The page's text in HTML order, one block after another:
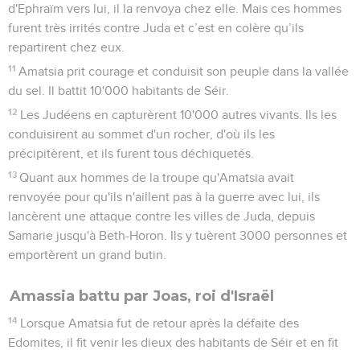
d'Ephraïm vers lui, il la renvoya chez elle. Mais ces hommes
furent très irrités contre Juda et c’est en colère qu’ils
repartirent chez eux.
11 Amatsia prit courage et conduisit son peuple dans la vallée
du sel. Il battit 10'000 habitants de Séir.
12 Les Judéens en capturèrent 10'000 autres vivants. Ils les
conduisirent au sommet d'un rocher, d'où ils les
précipitèrent, et ils furent tous déchiquetés.
13 Quant aux hommes de la troupe qu'Amatsia avait
renvoyée pour qu'ils n'aillent pas à la guerre avec lui, ils
lancèrent une attaque contre les villes de Juda, depuis
Samarie jusqu'à Beth-Horon. Ils y tuèrent 3000 personnes et
emportèrent un grand butin.
Amassia battu par Joas, roi d'Israël
14 Lorsque Amatsia fut de retour après la défaite des
Edomites, il fit venir les dieux des habitants de Séir et en fit